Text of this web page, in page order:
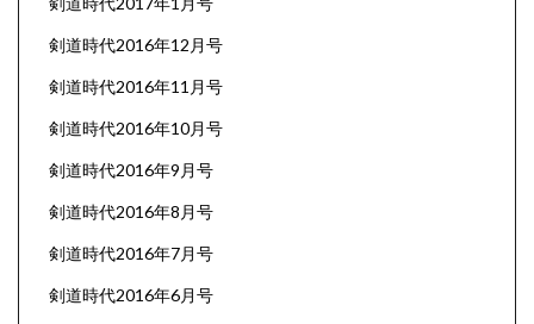
剣道時代2016年12月号
剣道時代2016年11月号
剣道時代2016年10月号
剣道時代2016年9月号
剣道時代2016年8月号
剣道時代2016年7月号
剣道時代2016年6月号